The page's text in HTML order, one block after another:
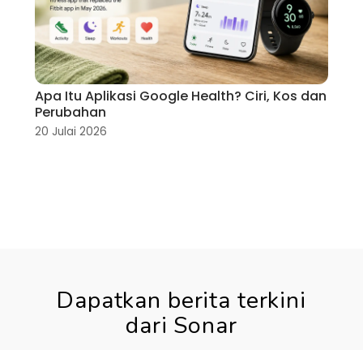
Apa Itu Aplikasi Google Health? Ciri, Kos dan
Perubahan
20 Julai 2026
Dapatkan berita terkini
dari Sonar